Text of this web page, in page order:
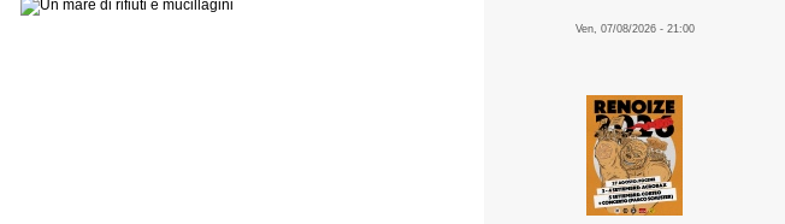
Ven, 07/08/2026 - 21:00